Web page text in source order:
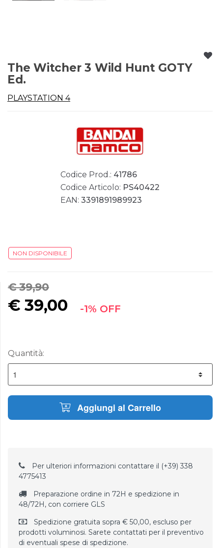
The Witcher 3 Wild Hunt GOTY
Ed.
PLAYSTATION 4
Codice Prod.: 41786
Codice Articolo: PS40422
EAN: 3391891989923
NON DISPONIBILE
€ 39,90
€39,00 -1% OFF
Quantità:
Aggiungi al Carrello
Per ulteriori informazioni contattare il (+39) 338
4775413
Preparazione ordine in 72H e spedizione in
48/72H, con corriere GLS
Spedizione gratuita sopra € 50,00, escluso per
prodotti voluminosi. Sarete contattati per il preventivo
di eventuali spese di spedizione.